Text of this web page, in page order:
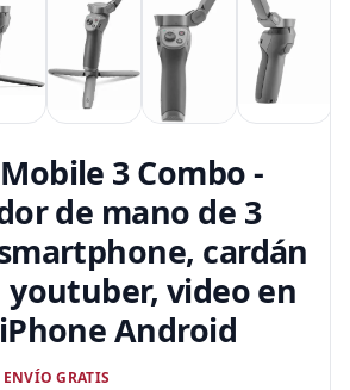
3 Combo -
de mano de 3
cardán
youtuber, video en
Android
ENVÍO GRATIS